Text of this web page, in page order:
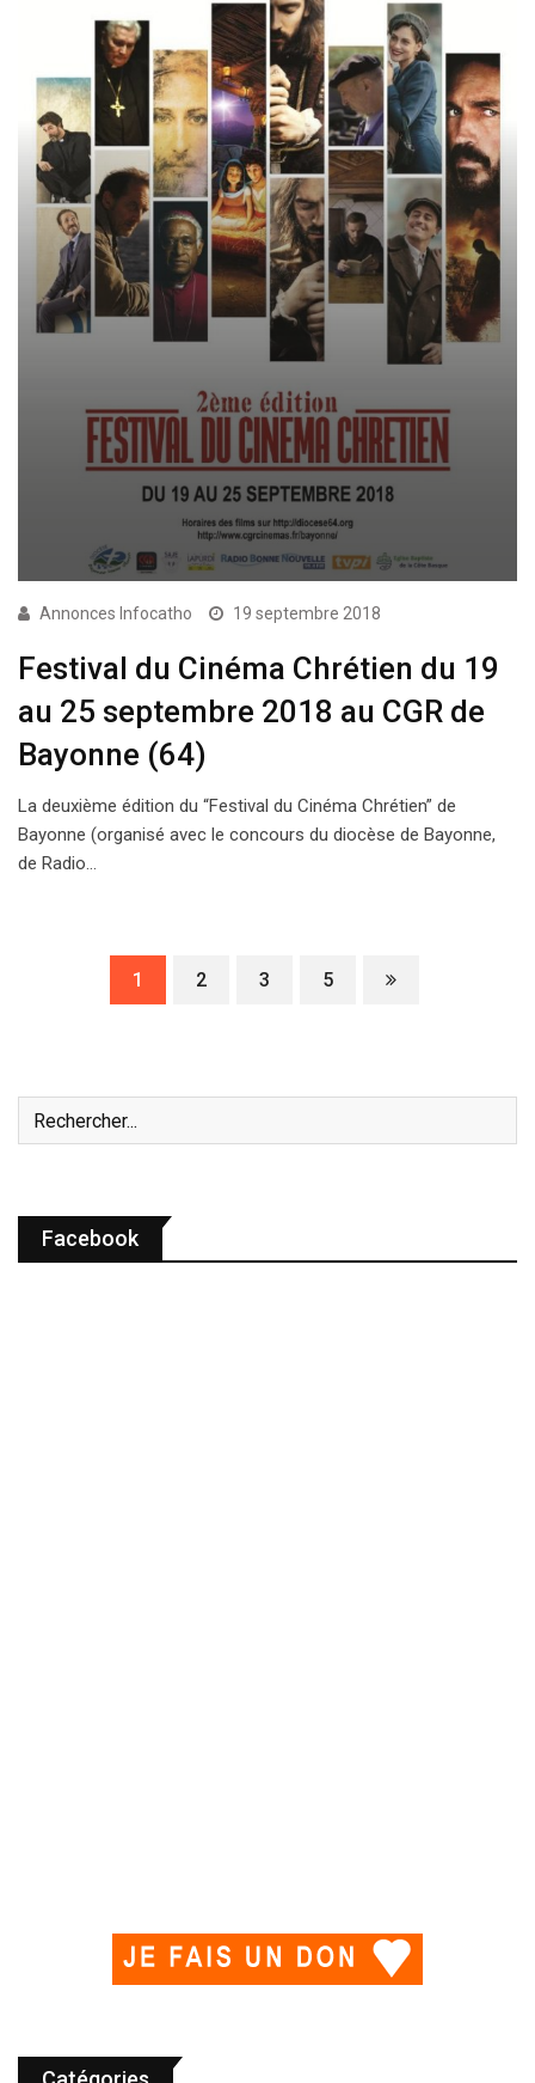
Annonces Infocatho 19 septembre 2018
Festival du Cinéma Chrétien du 19
au 25 septembre 2018 au CGR de
Bayonne (64)
La deuxième édition du “Festival du Cinéma Chrétien” de
Bayonne (organisé avec le concours du diocèse de Bayonne,
de Radio…
1 2 3 5
Facebook